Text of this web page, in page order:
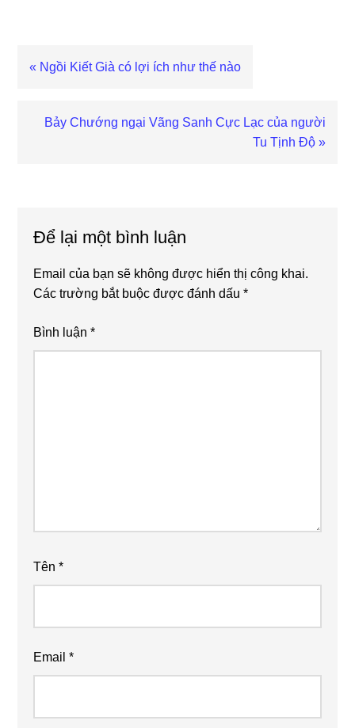
Bài
« Ngồi Kiết Già có lợi ích như thế nào
Bài
Bảy Chướng ngại Vãng Sanh Cực Lạc của người
Tu Tịnh Độ »
Để lại một bình luận
Email của bạn sẽ không được hiển thị công khai.
Các trường bắt buộc được đánh dấu*
Bình luận*
Tên*
Email*